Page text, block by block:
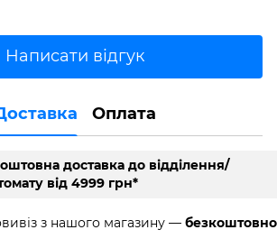
Написати відгук
Оплата
доставка до відділення/
від 4999 грн*
з нашого магазину — безкоштовно